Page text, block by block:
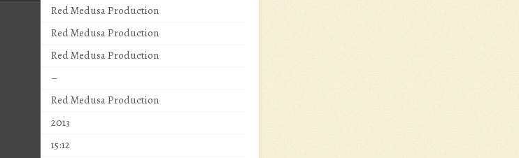
Red Medusa Production
Red Medusa Production
Red Medusa Production
–
Red Medusa Production
2013
15:12